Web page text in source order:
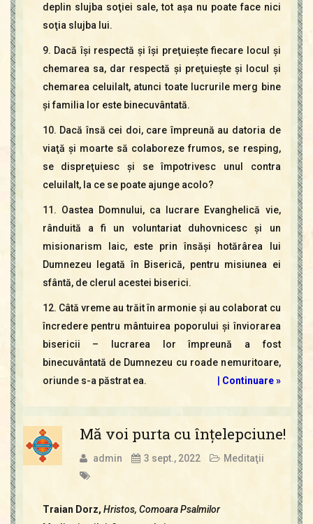
deplin slujba soţiei sale, tot aşa nu poate face nici
soţia slujba lui.
9. Dacă îşi respectă şi îşi preţuieşte fiecare locul şi
chemarea sa, dar respectă şi preţuieşte şi locul şi
chemarea celuilalt, atunci toate lucrurile merg bine
şi familia lor este binecuvântată.
10. Dacă însă cei doi, care împreună au datoria de
viaţă şi moarte să colaboreze frumos, se resping,
se dispreţuiesc şi se împotrivesc unul contra
celuilalt, la ce se poate ajunge acolo?
11. Oastea Domnului, ca lucrare Evanghelică vie,
rânduită a fi un voluntariat duhovnicesc şi un
misionarism laic, este prin însăşi hotărârea lui
Dumnezeu legată în Biserică, pentru misiunea ei
sfântă, de clerul acestei biserici.
12. Câtă vreme au trăit în armonie şi au colaborat cu
încredere pentru mântuirea poporului şi înviorarea
bisericii – lucrarea lor împreună a fost
binecuvântată de Dumnezeu cu roade nemuritoare,
oriunde s-a păstrat ea.
| Continuare »
Mă voi purta cu înţelepciune!
admin 3 sept., 2022 Meditaţii
Traian Dorz, Hristos, Comoara Psalmilor